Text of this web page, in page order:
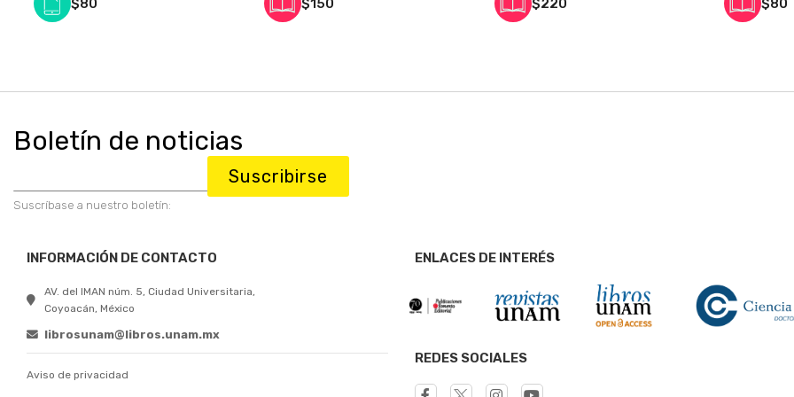
$80 $150 $220 $80
Boletín de noticias
Suscríbase a nuestro boletín:
Suscribirse
INFORMACIÓN DE CONTACTO
AV. del IMAN núm. 5, Ciudad Universitaria,
Coyoacán, México
librosunam@libros.unam.mx
Aviso de privacidad
ENLACES DE INTERÉS
REDES SOCIALES